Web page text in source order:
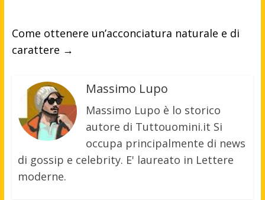
Come ottenere un’acconciatura naturale e di
carattere →
Massimo Lupo
Massimo Lupo è lo storico
autore di Tuttouomini.it Si
occupa principalmente di news
di gossip e celebrity. E' laureato in Lettere
moderne.